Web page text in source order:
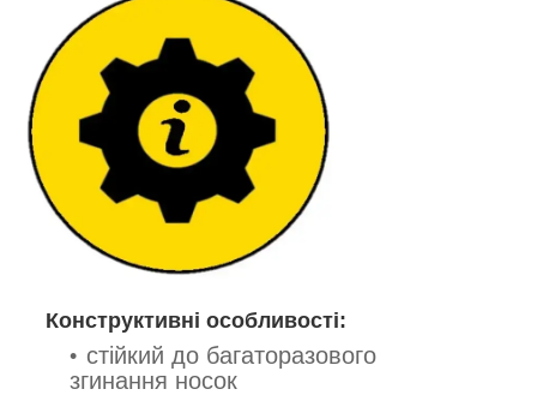
Конструктивні особливості:
стійкий до багаторазового
згинання носок